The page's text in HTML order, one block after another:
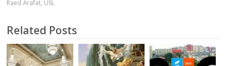
Raed Arafat, USL
Related Posts